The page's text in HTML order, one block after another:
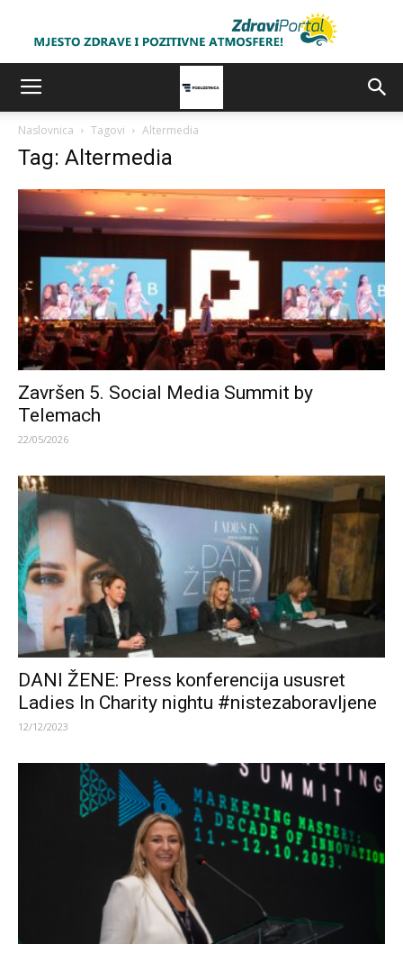
Naslovnica Tagovi Altermedia
Tag: Altermedia
Završen 5. Social Media Summit by
Telemach
22/05/2026
DANI ŽENE: Press konferencija ususret
Ladies In Charity nightu #nistezaboravljene
12/12/2023